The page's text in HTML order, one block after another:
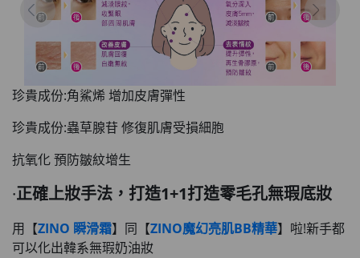
珍貴成份:角鯊烯 增加皮膚彈性
珍貴成份:蟲草腺苷 修復肌膚受損細胞
抗氧化 預防皺紋增生
·正確上妝手法，打造1+1打造零毛孔無瑕底妝
用【ZINO 瞬滑霜】同【ZINO魔幻亮肌BB精華】啦!新手都
可以化出韓系無瑕奶油妝